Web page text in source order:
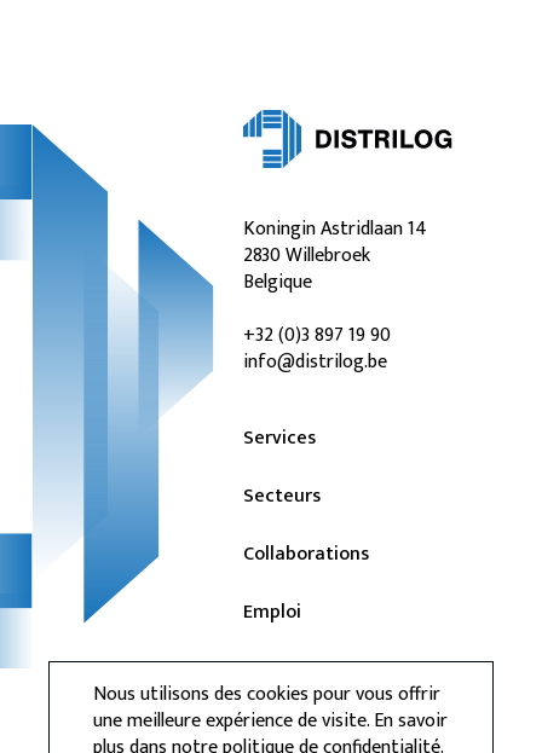
Nous utilisons des cookies pour vous offrir
une meilleure expérience de visite. En savoir
Koningin Astridlaan 14
2830 Willebroek
Belgique
+32 (0)3 897 19 90
info@distrilog.be
Services
Secteurs
Collaborations
Emploi
Actualités
Contact